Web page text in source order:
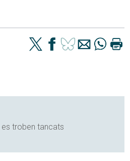
es troben tancats